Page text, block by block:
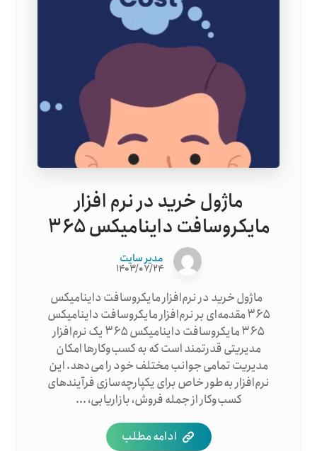
ماژول خرید در نرم افزار
مایکروسافت داینامیکس ۳۶۵
مدیر سایت
۱۴۰۳/۰۷/۲۴
ماژول خرید در نرم‌افزار مایکروسافت داینامیکس
۳۶۵ مقدمه‌ای بر نرم‌افزار مایکروسافت داینامیکس
۳۶۵ مایکروسافت داینامیکس ۳۶۵ یک نرم‌افزار
مدیریتی قدرتمند است که به کسب‌وکارها امکان
مدیریت تمامی جوانب مختلف خود را می‌دهد. این
نرم‌افزار به‌طور خاص برای یکپارچه‌سازی فرآیندهای
کسب‌وکار از جمله فروش، بازاریابی، ...
ادامه مطلب